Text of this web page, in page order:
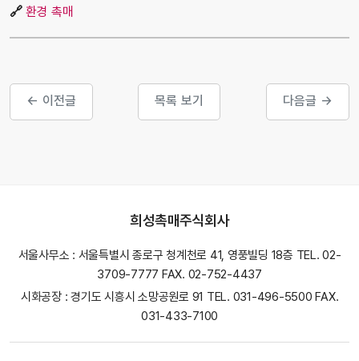
🔗 환경 촉매
← 이전글 목록 보기 다음글 →
희성촉매주식회사
서울사무소 : 서울특별시 종로구 청계천로 41, 영풍빌딩 18층 TEL. 02-
3709-7777 FAX. 02-752-4437
시화공장 : 경기도 시흥시 소망공원로 91 TEL. 031-496-5500 FAX.
031-433-7100